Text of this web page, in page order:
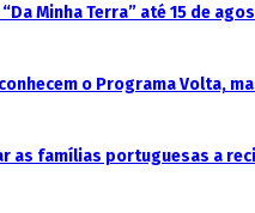
Minha Terra” até 15 de
o Programa Volta,
as famílias portuguesas a